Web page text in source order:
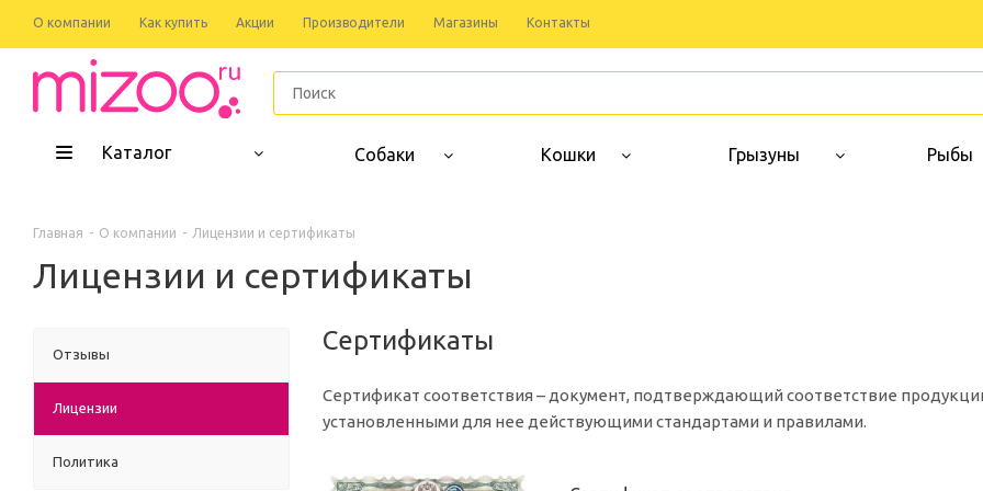
О компании Как купить Акции Производители Магазины Контакты
Каталог Собаки Кошки Грызуны Рыбы
Главная - О компании - Лицензии и сертификаты
Лицензии и сертификаты
Сертификаты
Сертификат соответствия – документ, подтверждающий соответствие
установленными для нее действующими стандартами и правилами.
Отзывы
Лицензии
Политика